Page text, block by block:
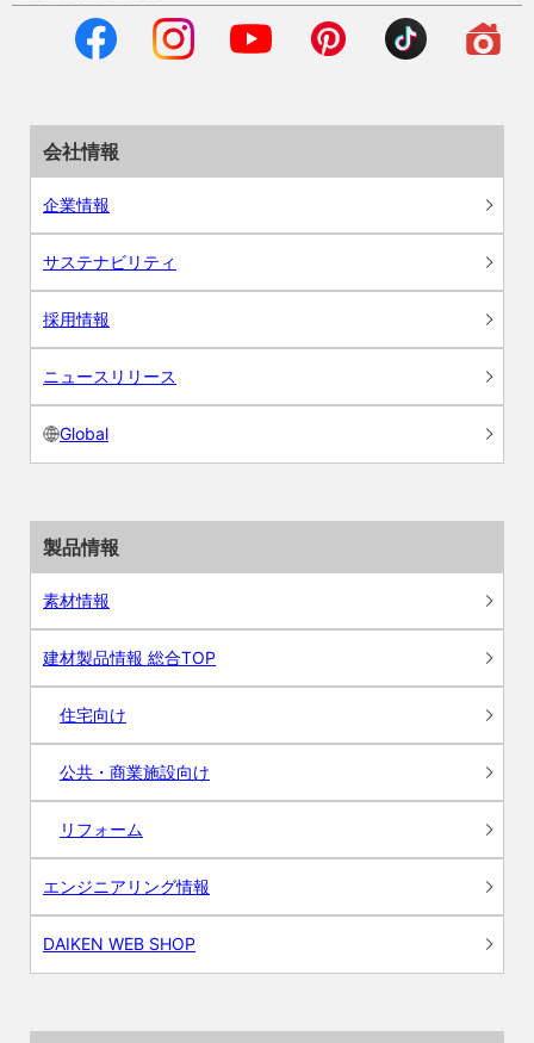
会社情報
企業情報
サステナビリティ
採用情報
ニュースリリース
Global
製品情報
素材情報
建材製品情報 総合TOP
住宅向け
公共・商業施設向け
リフォーム
エンジニアリング情報
DAIKEN WEB SHOP